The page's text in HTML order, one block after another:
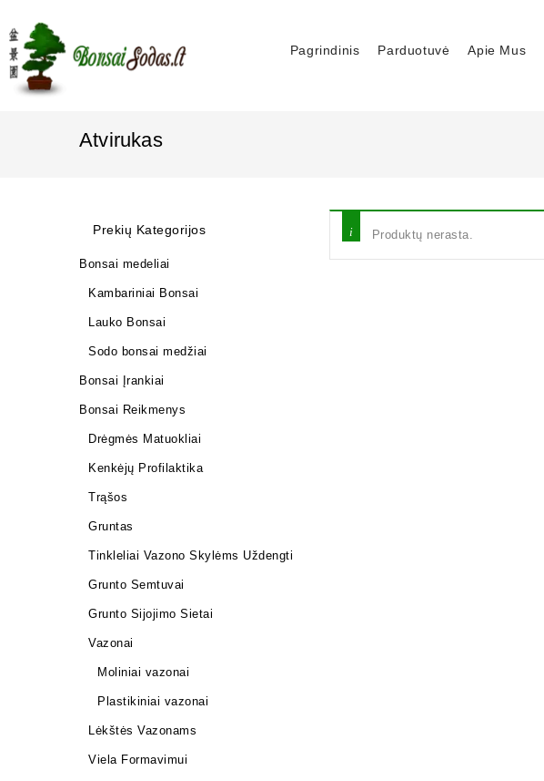
Pagrindinis Parduotuvė Apie Mus
Atvirukas
Produktų nerasta.
Prekių Kategorijos
Bonsai medeliai
Kambariniai Bonsai
Lauko Bonsai
Sodo bonsai medžiai
Bonsai Įrankiai
Bonsai Reikmenys
Drėgmės Matuokliai
Kenkėjų Profilaktika
Trąšos
Gruntas
Tinkleliai Vazono Skylėms Uždengti
Grunto Semtuvai
Grunto Sijojimo Sietai
Vazonai
Moliniai vazonai
Plastikiniai vazonai
Lėkštės Vazonams
Viela Formavimui